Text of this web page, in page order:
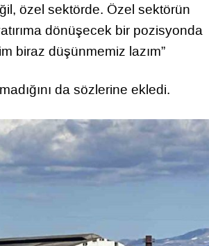
özel sektörde. Özel sektörün
dönüşecek bir pozisyonda
biraz düşünmemiz lazım”
da sözlerine ekledi.